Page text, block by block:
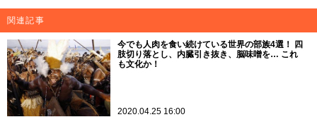
関連記事
今でも人肉を食い続けている世界の部族4選！ 四
肢切り落とし、内臓引き抜き、脳味噌を… これ
も文化か！
2020.04.25 16:00